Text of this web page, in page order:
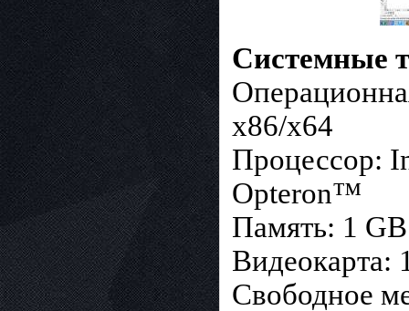
Системные
x86/x64
Процессор:
Opteron™
Память: 1
Видеокарта:
Свободное